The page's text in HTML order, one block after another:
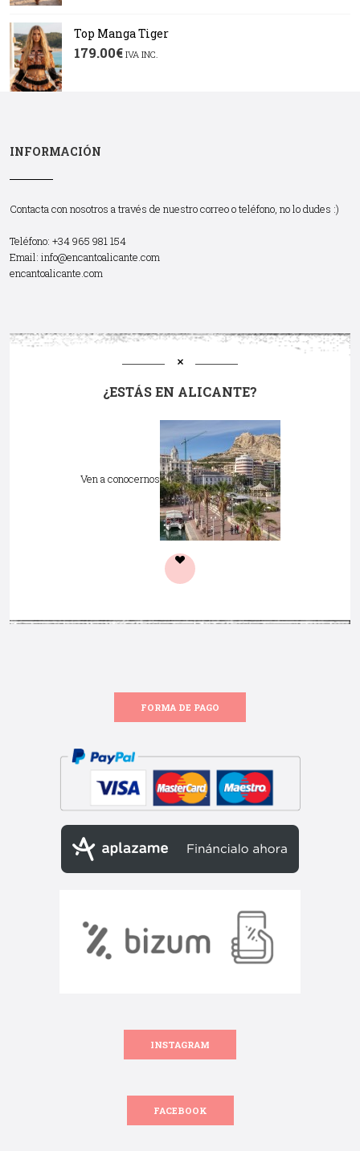
Top Manga Tiger
179.00€ IVA INC.
INFORMACIÓN
Contacta con nosotros a través de nuestro correo o teléfono, no lo dudes :)
Teléfono: +34 965 981 154
Email: info@encantoalicante.com
encantoalicante.com
¿ESTÁS EN ALICANTE?
Ven a conocernos
FORMA DE PAGO
INSTAGRAM
FACEBOOK